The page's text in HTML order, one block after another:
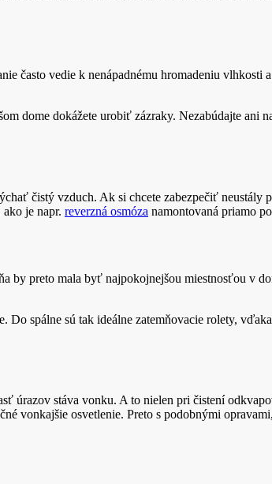
často vedie k nenápadnému hromadeniu
dome dokážete urobiť zázraky. Nezabúdajte ani
čistý vzduch. Ak si chcete zabezpečiť
je napr. reverzná osmóza namontovaná priamo
by preto mala byť najpokojnejšou miestnosťou v
spálne sú tak ideálne zatemňovacie rolety,
úrazov stáva vonku. A to nielen pri čistení
vonkajšie osvetlenie. Preto s podobnými